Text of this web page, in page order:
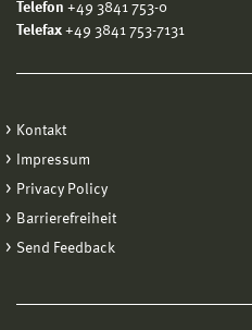
Telefon +49 3841 753-0
Telefax +49 3841 753-7131
Kontakt
Impressum
Privacy Policy
Barrierefreiheit
Send Feedback